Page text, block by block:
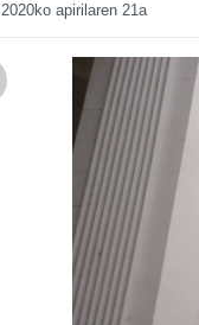
2020ko apirilaren 21a